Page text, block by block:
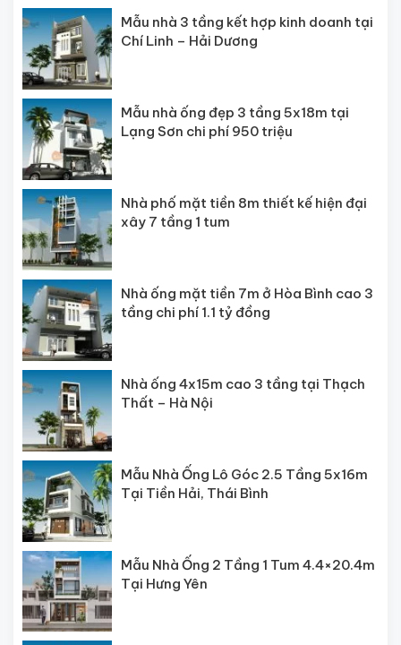
Mẫu nhà 3 tầng kết hợp kinh doanh tại
Chí Linh – Hải Dương
Mẫu nhà ống đẹp 3 tầng 5x18m tại
Lạng Sơn chi phí 950 triệu
Nhà phố mặt tiền 8m thiết kế hiện đại
xây 7 tầng 1 tum
Nhà ống mặt tiền 7m ở Hòa Bình cao 3
tầng chi phí 1.1 tỷ đồng
Nhà ống 4x15m cao 3 tầng tại Thạch
Thất – Hà Nội
Mẫu Nhà Ống Lô Góc 2.5 Tầng 5x16m
Tại Tiền Hải, Thái Bình
Mẫu Nhà Ống 2 Tầng 1 Tum 4.4×20.4m
Tại Hưng Yên